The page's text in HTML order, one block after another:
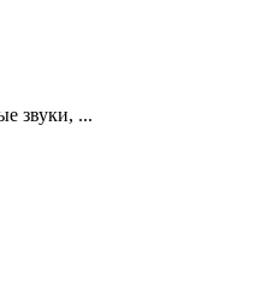
звуки, ...